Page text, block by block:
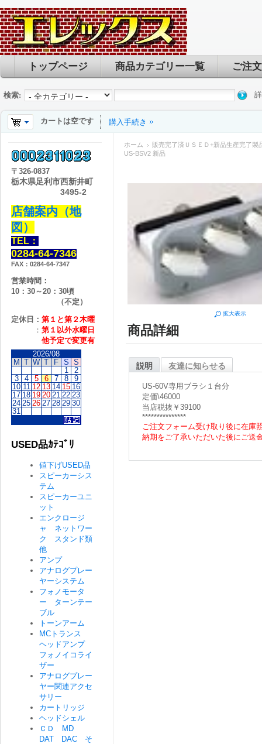
トップページ 商品カテゴリー一覧 ご注
検索:
カートは空です 購入手続き
ホーム
販売完了済ＵＳＥＤ+新品生産完了製
US-BSV2 新品
拡大表示
商品詳細
説明 友達に知らせる
US-60V専用ブラシ１台分
定価\46000
当店税抜￥39100
***************
ご注文フォーム受け取り後に在庫
納期をご了承いただいた後にご送
〒 326-0837
栃木県足利市西新井町
3495-2
店舗案内（地
図）
TEL：
0284-64-7346
FAX：0284-64-7347
営業時間：
10：30～20：30頃
（不定）
定休日： 第１と第２木曜
： 第１以外水曜日
他予定で変更有
2026/08
M T W T F S S
1
2
3
4 5 6 7 8
9
10 11 12 13 14 15 16
17 18 19 20 21 22 23
24 25 26 27 28 29 30
31
USED品ｶﾃｺﾞﾘ
値下げUSED品
スピーカーシス
テム
スピーカーユニ
ット
エンクロージ
ャ ネットワー
ク スタンド類
他
アンプ
アナログプレー
ヤーシステム
フォノモータ
ー ターンテー
ブル
トーンアーム
MCトランス
ヘッドアンプ
フォノイコライ
ザー
アナログプレー
ヤー関連アクセ
サリー
カートリッジ
ヘッドシェル
ＣＤ MD
DAT DAC そ